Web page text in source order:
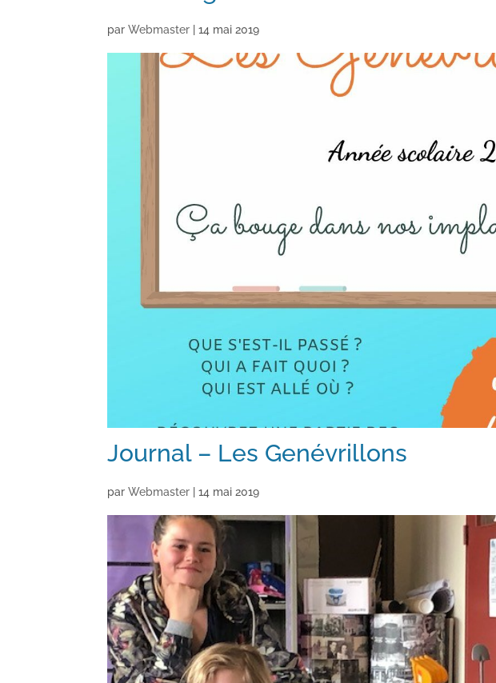
parWebmaster |14 mai 2019
Journal – Les Genévrillons
parWebmaster |14 mai 2019